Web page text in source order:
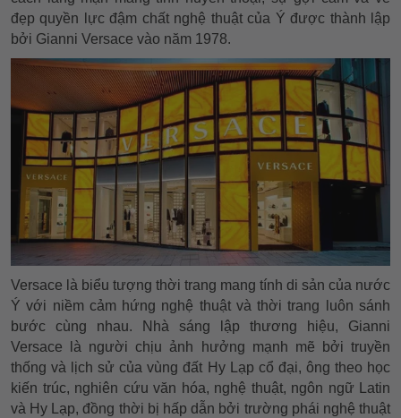
đẹp quyền lực đậm chất nghệ thuật của Ý được thành lập
bởi Gianni Versace vào năm 1978.
Versace là biểu tượng thời trang mang tính di sản của nước
Ý với niềm cảm hứng nghệ thuật và thời trang luôn sánh
bước cùng nhau. Nhà sáng lập thương hiệu, Gianni
Versace là người chịu ảnh hưởng mạnh mẽ bởi truyền
thống và lịch sử của vùng đất Hy Lạp cổ đại, ông theo học
kiến trúc, nghiên cứu văn hóa, nghệ thuật, ngôn ngữ Latin
và Hy Lạp, đồng thời bị hấp dẫn bởi trường phái nghệ thuật